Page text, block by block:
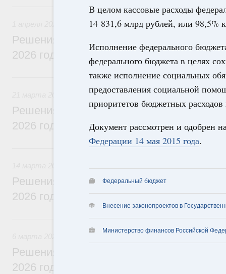
В целом кассовые расходы
14 831,6 млрд рублей, или 98,5%
Исполнение федерального
федерального бюджета в целях
также исполнение социальных
предоставления социальной
приоритетов бюджетных
Документ рассмотрен и одобрен
Федерации 14 мая 2015 года.
Федеральный бюджет
Внесение законопроектов в
Министерство финансов Российской
1 апреля, среда
Решения, принятые на заседании
2026 года
21 марта, суббота
Решения, принятые на заседании
2026 года
14 марта, суббота
Решения, принятые на заседании
2026 года
6 марта, пятница
Решения, принятые на заседании
2026 года